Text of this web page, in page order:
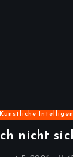
Künstliche
nicht